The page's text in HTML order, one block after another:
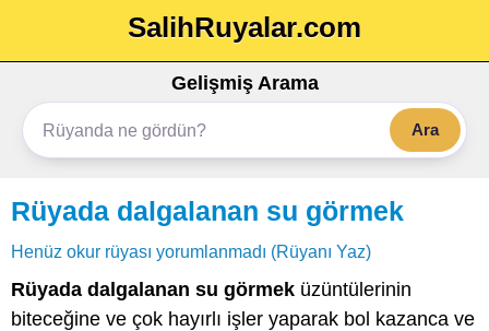
SalihRuyalar.com
Gelişmiş Arama
Ara
Rüyada dalgalanan su görmek
Henüz okur rüyası yorumlanmadı (Rüyanı Yaz)
Rüyada dalgalanan su görmek üzüntülerinin
biteceğine ve çok hayırlı işler yaparak bol kazanca ve